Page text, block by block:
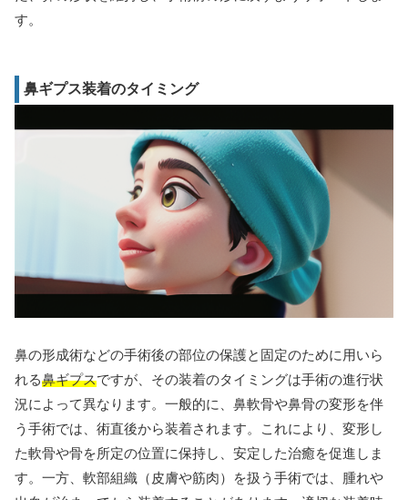
す。
鼻ギプス装着のタイミング
鼻の形成術などの手術後の部位の保護と固定のために用いら
れる鼻ギプスですが、その装着のタイミングは手術の進行状
況によって異なります。一般的に、鼻軟骨や鼻骨の変形を伴
う手術では、術直後から装着されます。これにより、変形し
た軟骨や骨を所定の位置に保持し、安定した治癒を促進しま
す。一方、軟部組織（皮膚や筋肉）を扱う手術では、腫れや